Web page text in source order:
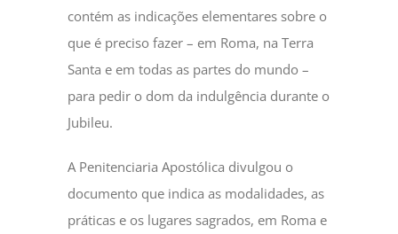
contém as indicações elementares sobre o
que é preciso fazer – em Roma, na Terra
Santa e em todas as partes do mundo –
para pedir o dom da indulgência durante o
Jubileu.
A Penitenciaria Apostólica divulgou o
documento que indica as modalidades, as
práticas e os lugares sagrados, em Roma e